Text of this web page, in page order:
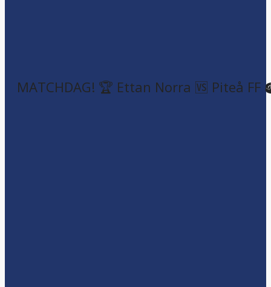
MATCHDAG! 🏆 Ettan Norra 🆚 Piteå FF